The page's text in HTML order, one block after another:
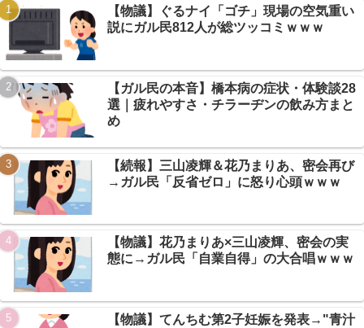
Powered by livedoor 相互RSS
【速報】 専門家「イオンモール熊本の爆心地に”こんなもの”があ
ったんだけど…」
NEW!
【画像】 真夏日のプール、ガチで最高すぎｗｗｗｗｗｗｗｗｗｗ
NEW!
内田梨瑚受刑者「社会に戻りたいです」 NEW!
【保存版】たこ焼きの”タコ”は代用できるのか→VIP民が本気で選
んだ最強の代役ｗｗｗ NEW!
【画像】 福岡、こんなのが普通に走ってるｗｗｗｗｗｗｗｗｗｗ
ｗｗｗｗｗｗ NEW!
Powered by livedoor 相互RSS
【物議】ぐるナイ「ゴチ」現場の空気重い
説にガル民812人が総ツッコミｗｗｗ
【ガル民の本音】橋本病の症状・体験談28
選｜疲れやすさ・チラーヂンの飲み方まと
め
【続報】三山凌輝＆花乃まりあ、密会再び
→ガル民「反省ゼロ」に怒り心頭ｗｗｗ
【物議】花乃まりあ×三山凌輝、密会の実
態に→ガル民「自業自得」の大合唱ｗｗｗ
【物議】てんちむ第2子妊娠を発表→"青汁